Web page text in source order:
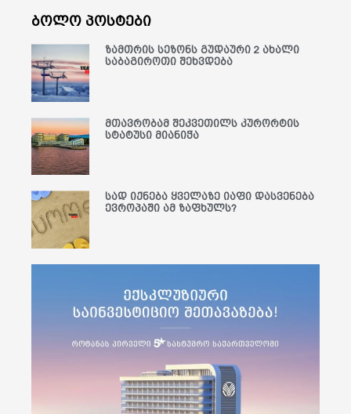
ბოლო პოსტები
ზამთრის სეზონს გუდაური 2 ახალი
საბაგიროთი შეხვდება
მთავრობამ შეკვეთილს კურორტის
სტატუსი მიანიჭა
სად იქნება ყველაზე იაფი დასვენება
ევროპაში ამ ზაფხულს?